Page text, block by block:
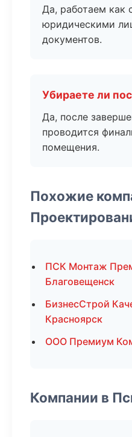
Да, работаем как
юридическими
документов.
Убираете ли
Да, после
проводится
помещения.
Похожие
ПСК Монтаж
Благовещенск
БизнесСтрой
Красноярск
ООО Премиум
Компании в